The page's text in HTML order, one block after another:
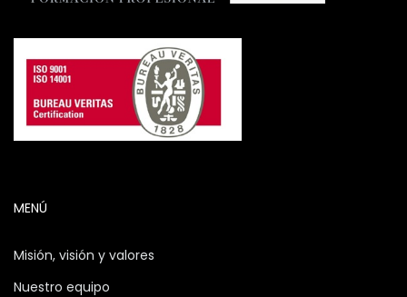
MENÚ
Misión, visión y valores
Nuestro equipo